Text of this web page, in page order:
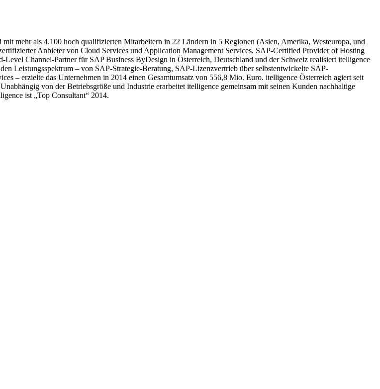
mehr als 4.100 hoch qualifizierten Mitarbeitern in 22 Ländern in 5 Regionen (Asien, Amerika, Westeuropa, und
Anbieter von Cloud Services und Application Management Services, SAP-Certified Provider of Hosting
Channel-Partner für SAP Business ByDesign in Österreich, Deutschland und der Schweiz realisiert itelligence
Leistungsspektrum – von SAP-Strategie-Beratung, SAP-Lizenzvertrieb über selbstentwickelte SAP-
– erzielte das Unternehmen in 2014 einen Gesamtumsatz von 556,8 Mio. Euro. itelligence Österreich agiert seit
von der Betriebsgröße und Industrie erarbeitet itelligence gemeinsam mit seinen Kunden nachhaltige
ist „Top Consultant“ 2014.